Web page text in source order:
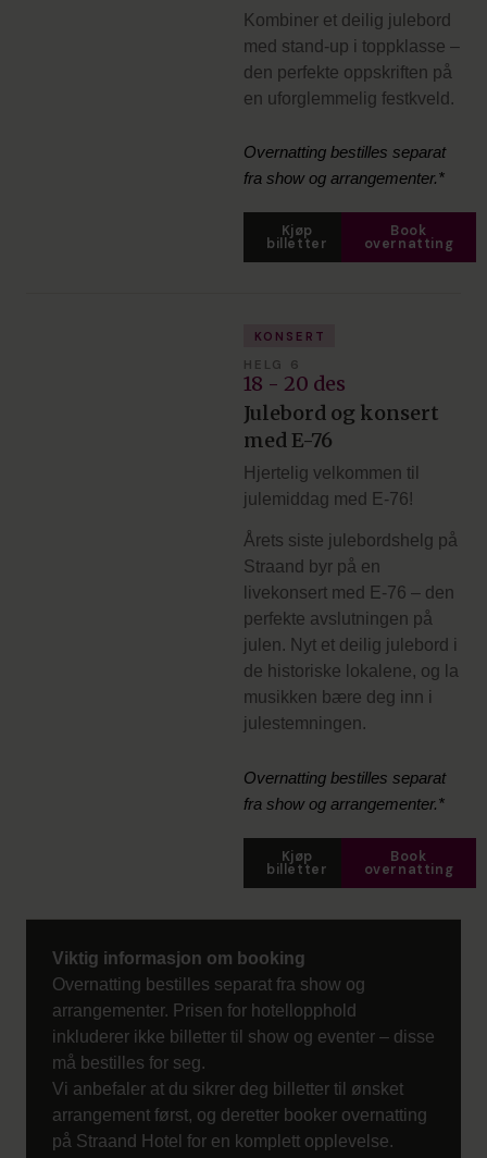
Kombiner et deilig julebord
med stand-up i toppklasse –
den perfekte oppskriften på
en uforglemmelig festkveld.
Overnatting bestilles separat
fra show og arrangementer.*
Kjøp
billetter
Book
overnatting
KONSERT
HELG 6
18 - 20 des
Julebord og konsert
med E-76
Hjertelig velkommen til
julemiddag med E-76!
Årets siste julebordshelg på
Straand byr på en
livekonsert med E-76 – den
perfekte avslutningen på
julen. Nyt et deilig julebord i
de historiske lokalene, og la
musikken bære deg inn i
julestemningen.
Overnatting bestilles separat
fra show og arrangementer.*
Kjøp
billetter
Book
overnatting
Viktig informasjon om booking
Overnatting bestilles separat fra show og
arrangementer. Prisen for hotellopphold
inkluderer ikke billetter til show og eventer – disse
må bestilles for seg.
Vi anbefaler at du sikrer deg billetter til ønsket
arrangement først, og deretter booker overnatting
på Straand Hotel for en komplett opplevelse.